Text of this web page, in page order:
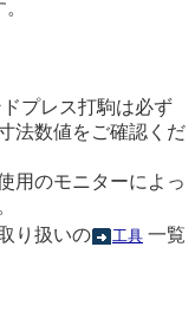
プレス打駒は必ず
法数値をご確認くだ
用のモニターによっ
り扱いの
工具 一覧